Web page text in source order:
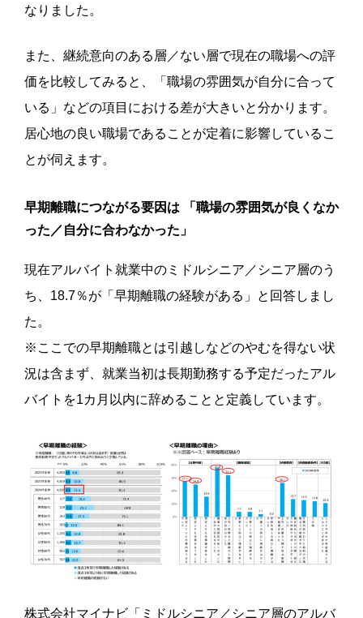
なりました。
また、継続意向のある層／ない層で現在の職場への評
価を比較してみると、「職場の雰囲気が自分に合って
いる」などの項目における差が大きいと分かります。
居心地の良い職場であることが定着に影響しているこ
とが伺えます。
早期離職につながる要因は 「職場の雰囲気が良くなか
った／自分に合わなかった」
現在アルバイト就業中のミドルシニア／シニア層のう
ち、18.7％が「早期離職の経験がある」と回答しまし
た。
※ここでの早期離職とは引越しなどのやむを得ない状
況は含まず、就業当初は長期勤務する予定だったアル
バイトを1カ月以内に辞めることと定義しています。
株式会社マイナビ「ミドルシニア／シニア層のアルバ